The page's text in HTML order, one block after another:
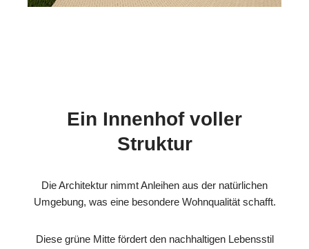
Ein Innenhof voller
Struktur
Die Architektur nimmt Anleihen aus der natürlichen
Umgebung, was eine besondere Wohnqualität schafft.
Diese grüne Mitte fördert den nachhaltigen Lebensstil